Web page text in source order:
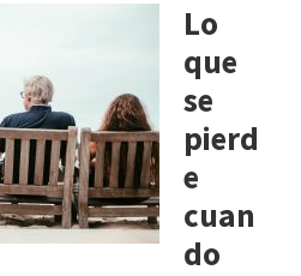
Lo
que
se
pierd
e
cuan
do